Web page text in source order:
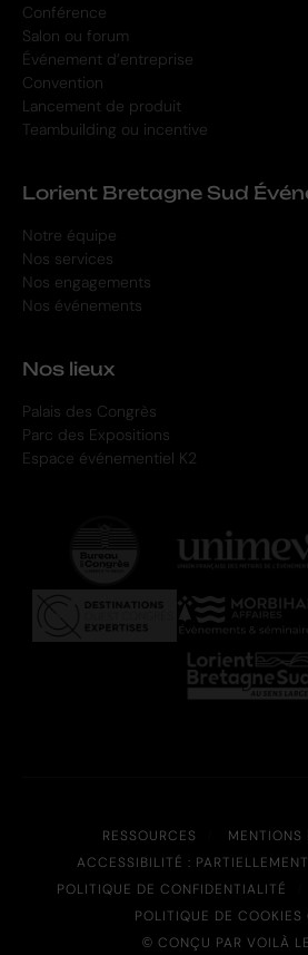
Conférence
Salon ou forum
Événement d’entreprise
Convention
Lancement de produit
Teambuilding ou incentive
Lorient Bretagne Sud
Notre équipe
Nos services
Nos engagements
Nos événements
Nos lieux
Palais des Congrès
Parc des Expositions
Espace événementiel K2
RESSOURCES
MENTIONS
ACCESSIBILITÉ :
POLITIQUE DE CONFIDENTIALITÉ
POLITIQUE DE COOKIES
© CONÇU PAR VOILÀ